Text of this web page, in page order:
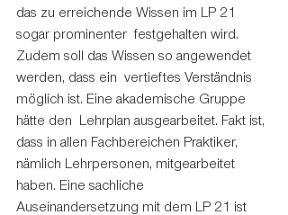
das zu erreichende Wissen im LP 21
sogar prominenter  festgehalten wird.
Zudem soll das Wissen so angewendet
werden, dass ein  vertieftes Verständnis
möglich ist. Eine akademische Gruppe
hätte den  Lehrplan ausgearbeitet. Fakt ist,
dass in allen Fachbereichen Praktiker,
nämlich Lehrpersonen, mitgearbeitet
haben. Eine sachliche
Auseinandersetzung mit dem LP 21 ist